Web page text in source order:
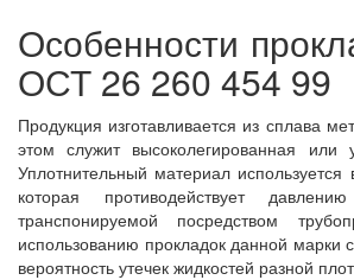
Особенности
ОСТ 26 260 454 99
Продукция изготавливается из сплава
этом служит высоколегированная или
Уплотнительный материал используется
которая противодействует
транспонируемой посредством
использованию прокладок данной марки
вероятность утечек жидкостей разной